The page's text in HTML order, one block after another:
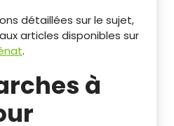
détaillées sur le sujet,
articles disponibles sur
.
à